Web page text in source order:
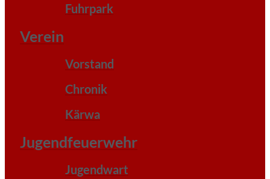
Fuhrpark
Verein
Vorstand
Chronik
Kärwa
Jugendfeuerwehr
Jugendwart